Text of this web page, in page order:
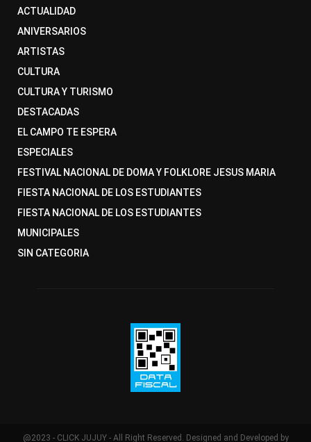
ACTUALIDAD
ANIVERSARIOS
ARTISTAS
CULTURA
CULTURA Y TURISMO
DESTACADAS
EL CAMPO TE ESPERA
ESPECIALES
FESTIVAL NACIONAL DE DOMA Y FOLKLORE JESUS MARIA
FIESTA NACIONAL DE LOS ESTUDIANTES
FIESTA NACIONAL DE LOS ESTUDIANTES
MUNICIPALES
SIN CATEGORIA
@2023 - CLICK JUJUY - All Right Reserved. Designed and Developed by